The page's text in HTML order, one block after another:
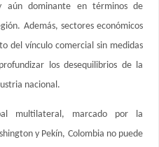
aún dominante en términos de
Además, sectores económicos
del vínculo comercial sin medidas
los desequilibrios de la
nacional.
multilateral, marcado por la
y Pekín, Colombia no puede